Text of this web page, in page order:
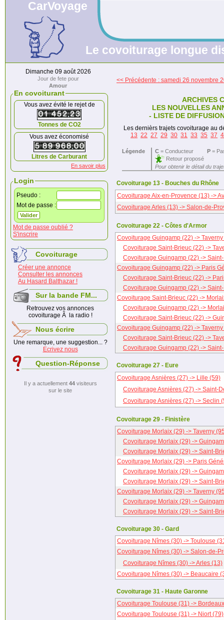
CarVoyage
Le covoiturage longue
Dimanche 09 août 2026
Jour de fete pour
Amour
En covoiturant
Vous avez évité le rejet de
Tonnes de CO2
Vous avez économisé
Litres de Carburant
En savoir plus
Login
Pseudo :
Mot de passe :
Mot de passe oublié ?
S'inscrire
Covoiturage
Créer une annonce
Consulter les annonces
Au Hasard Balthazar !
Sur la bande FM...
Retrouvez vos annonces
covoiturage Ã la radio !
Nous écrire
Une remarque, une suggestion... ?
Ecrivez nous
Question-Réponse
Il y a actuellement 44visiteurs
sur le site
<< Précédente : samedi 26 novembre
ARCHIVES
LES NOUVELLES
- LISTE DE
Les dernièrs trajets covoiturage au
13 22 27 29 30 31 33 35 37
Légende C= Conducteur P=
Retour proposé
Pour obtenir le détail du
Covoiturage 13 - Bouches du Rhône
Covoiturage Aix-en-Provence (13) ->
Covoiturage Arles (13) -> Salon-de-
Covoiturage 22 - Côtes d'Armor
Covoiturage Guingamp (22) ->
Covoiturage Saint-Brieuc (22) ->
Covoiturage Guingamp (22) ->
Covoiturage Guingamp (22) -> Paris
Covoiturage Saint-Brieuc (22) ->
Covoiturage Guingamp (22) ->
Covoiturage Saint-Brieuc (22) ->
Covoiturage Guingamp (22) ->
Covoiturage Saint-Brieuc (22) ->
Covoiturage Guingamp (22) ->
Covoiturage Saint-Brieuc (22) ->
Covoiturage Guingamp (22) ->
Covoiturage 27 - Eure
Covoiturage Asnières (27) -> Lille (59)
Covoiturage Asnières (27) -> Saint-
Covoiturage Asnières (27) -> Seclin
Covoiturage 29 - Finistère
Covoiturage Morlaix (29) -> Taverny
Covoiturage Morlaix (29) ->
Covoiturage Morlaix (29) -> Saint-
Covoiturage Morlaix (29) -> Paris
Covoiturage Morlaix (29) ->
Covoiturage Morlaix (29) -> Saint-
Covoiturage Morlaix (29) -> Taverny
Covoiturage Morlaix (29) ->
Covoiturage Morlaix (29) -> Saint-
Covoiturage 30 - Gard
Covoiturage Nîmes (30) -> Toulouse
Covoiturage Nîmes (30) -> Salon-de-
Covoiturage Nîmes (30) -> Arles (13)
Covoiturage Nîmes (30) -> Beaucaire
Covoiturage 31 - Haute Garonne
Covoiturage Toulouse (31) ->
Covoiturage Toulouse (31) -> Niort (79)